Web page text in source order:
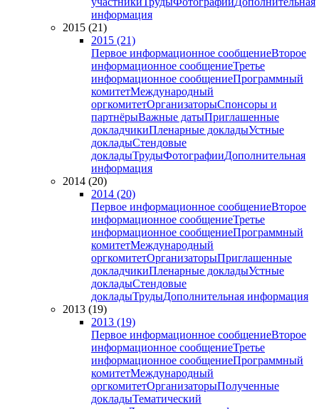
информация
2015 (21)
2015 (21)
Первое информационное сообщениеВторое
информационное сообщениеТретье
информационное сообщениеПрограммный
комитетМеждународный
оргкомитетОрганизаторыСпонсоры и
партнёрыВажные датыПриглашенные
докладчикиПленарные докладыУстные
докладыСтендовые
докладыТрудыФотографииДополнительная
информация
2014 (20)
2014 (20)
Первое информационное сообщениеВторое
информационное сообщениеТретье
информационное сообщениеПрограммный
комитетМеждународный
оргкомитетОрганизаторыПриглашенные
докладчикиПленарные докладыУстные
докладыСтендовые
докладыТрудыДополнительная информация
2013 (19)
2013 (19)
Первое информационное сообщениеВторое
информационное сообщениеТретье
информационное сообщениеПрограммный
комитетМеждународный
оргкомитетОрганизаторыПолученные
докладыТематический